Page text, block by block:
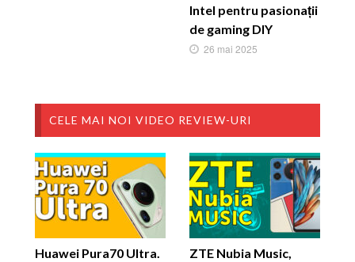
Intel pentru pasionații
de gaming DIY
26 mai 2025
CELE MAI NOI VIDEO REVIEW-URI
Huawei Pura70 Ultra.
ZTE Nubia Music,